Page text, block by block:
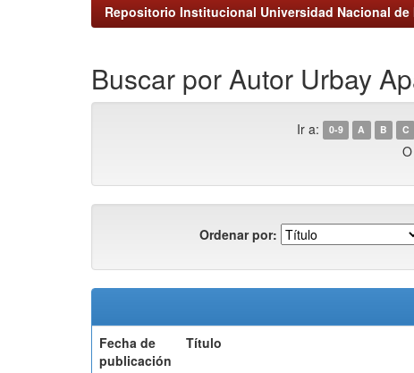
Repositorio Institucional Universidad Nacional de
Buscar por Autor Urbay
Ir a: 0-9 A B C
Ordenar por:
Fecha de
publicación
Título